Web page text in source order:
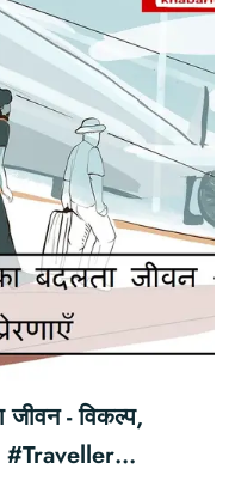
जीवन - विकल्प,
#Traveller